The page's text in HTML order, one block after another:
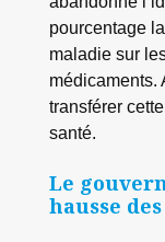
pourcentage
maladie sur
médicaments.
transférer
santé.
Le
hausse